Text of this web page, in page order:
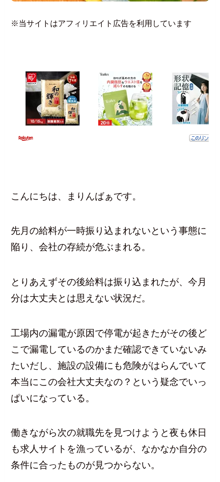
※当サイトはアフィリエイト広告を利用しています
こんにちは、まりんばぁです。
先月の給料が一時振り込まれないという事態に
陥り、会社の存続が危ぶまれる。
とりあえずその後給料は振り込まれたが、今月
分は大丈夫とは思えない状況だ。
工場内の漏電が原因で停電が起きたがその後ど
こで漏電しているのかまだ確認できていないみ
たいだし、施設の設備にも危険がはらんでいて
本当にこの会社大丈夫なの？という疑念でいっ
ぱいになっている。
働きながら次の就職先を見つけようと夜も休日
も求人サイトを漁っているが、なかなか自分の
条件に合ったものが見つからない。